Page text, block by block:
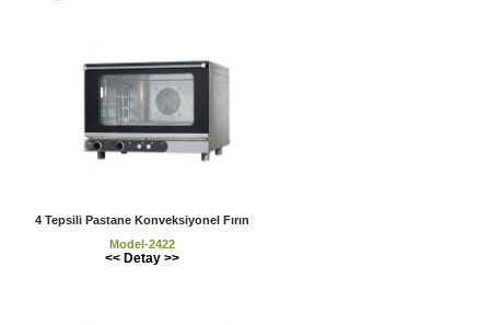
4 Tepsili Pastane Konveksiyonel Fırın
Model-2422
<< Detay >>